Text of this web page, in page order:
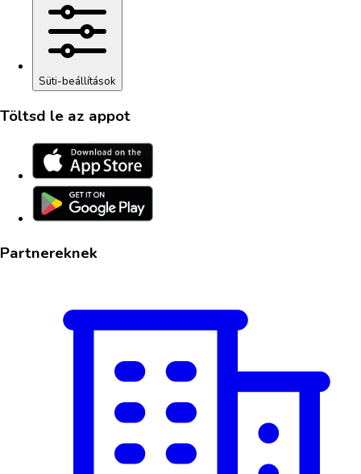
Süti-beállítások
Töltsd le az appot
Partnereknek